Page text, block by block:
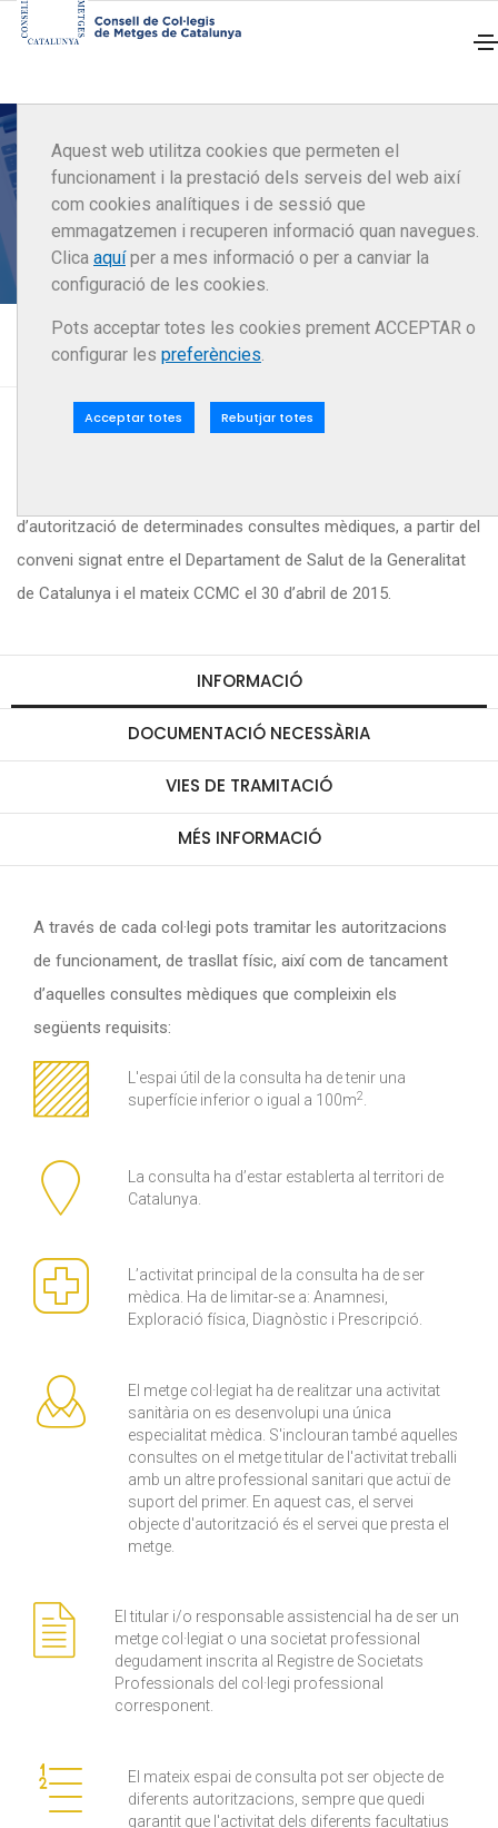
Aquest web utilitza cookies que permeten el
funcionament i la prestació dels serveis del web així
com cookies analítiques i de sessió que
emmagatzemen i recuperen informació quan navegues.
Clica aquíper a mes informació o per a canviar la
configuració de les cookies.
Pots acceptar totes les cookies prement ACCEPTAR o
configurar les preferències.
Acceptar totes Rebutjar totes
Autorització administrativa
de consultes mèdiques
Inici
Tràmits
Autorització administrativa de consultes mèdiques
d’autorització de determinades consultes mèdiques, a partir del
conveni signat entre el Departament de Salut de la Generalitat
de Catalunya i el mateix CCMC el 30 d’abril de 2015.
INFORMACIÓ
DOCUMENTACIÓ NECESSÀRIA
VIES DE TRAMITACIÓ
MÉS INFORMACIÓ
A través de cada col·legi pots tramitar les autoritzacions
de funcionament, de trasllat físic, així com de tancament
d’aquelles consultes mèdiques que compleixin els
següents requisits:
L'espai útil de la consulta ha de tenir una
superfície inferior o igual a 100m2.
La consulta ha d’estar establerta al territori de
Catalunya.
L’activitat principal de la consulta ha de ser
mèdica. Ha de limitar-se a: Anamnesi,
Exploració física, Diagnòstic i Prescripció.
El metge col·legiat ha de realitzar una activitat
sanitària on es desenvolupi una única
especialitat mèdica. S'inclouran també aquelles
consultes on el metge titular de l'activitat treballi
amb un altre professional sanitari que actuï de
suport del primer. En aquest cas, el servei
objecte d'autorització és el servei que presta el
metge.
El titular i/o responsable assistencial ha de ser un
metge col·legiat o una societat professional
degudament inscrita al Registre de Societats
Professionals del col·legi professional
corresponent.
El mateix espai de consulta pot ser objecte de
diferents autoritzacions, sempre que quedi
garantit que l'activitat dels diferents facultatius